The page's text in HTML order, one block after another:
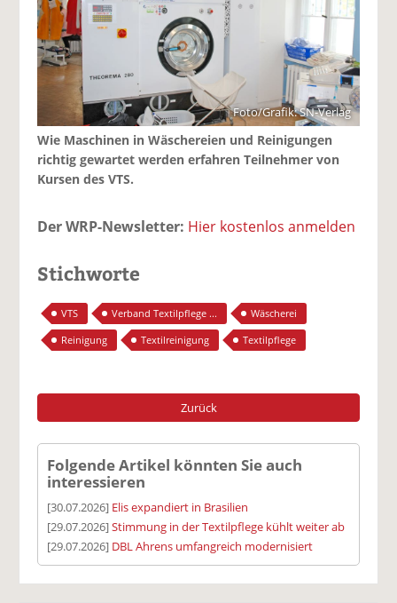
Foto/Grafik: SN-Verlag
Wie Maschinen in Wäschereien und Reinigungen
richtig gewartet werden erfahren Teilnehmer von
Kursen des VTS.
Der WRP-Newsletter: Hier kostenlos anmelden
Stichworte
VTS Verband Textilpflege ...
Wäscherei
Reinigung
Textilreinigung Textilpflege
Zurück
Folgende Artikel könnten Sie auch
interessieren
[30.07.2026] Elis expandiert in Brasilien
[29.07.2026]Stimmung in der Textilpflege kühlt weiter ab
[29.07.2026] DBL Ahrens umfangreich modernisiert